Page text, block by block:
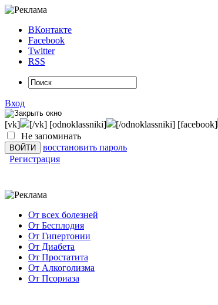
ВКонтакте
Facebook
Twitter
RSS
Вход
[vk] [/vk] [odnoklassniki] [/odnoklassniki] [facebook]
Не запоминать
восстановить пароль
Регистрация
От всех болезней
От Бесплодия
От Гипертонии
От Диабета
От Простатита
От Алкоголизма
От Псориаза